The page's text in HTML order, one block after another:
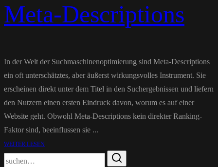
Meta-Descriptions
In der Welt der Suchmaschinenoptimierung sind Meta-Descriptions
ein oft unterschätztes, aber äußerst wirkungsvolles Instrument. Sie
erscheinen direkt unter dem Titel in den Suchergebnissen und liefern
den Nutzern einen ersten Eindruck davon, worum es auf einer
Website geht. Obwohl Meta-Descriptions kein direkter Ranking-
Faktor sind, beeinflussen sie ...
WEITER LESEN